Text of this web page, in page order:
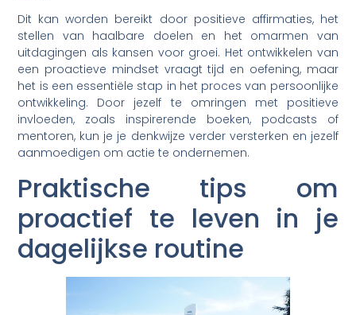
Dit kan worden bereikt door positieve affirmaties, het
stellen van haalbare doelen en het omarmen van
uitdagingen als kansen voor groei. Het ontwikkelen van
een proactieve mindset vraagt tijd en oefening, maar
het is een essentiële stap in het proces van persoonlijke
ontwikkeling. Door jezelf te omringen met positieve
invloeden, zoals inspirerende boeken, podcasts of
mentoren, kun je je denkwijze verder versterken en jezelf
aanmoedigen om actie te ondernemen.
Praktische tips om
proactief te leven in je
dagelijkse routine